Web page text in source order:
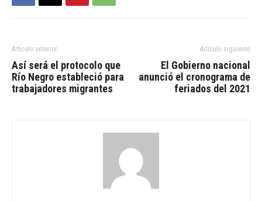
Artículo anterior
Así será el protocolo que
Río Negro estableció para
trabajadores migrantes
Artículo siguiente
El Gobierno nacional
anunció el cronograma de
feriados del 2021